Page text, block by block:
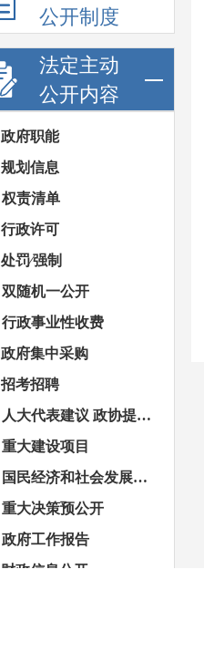
公开制度
法定主动
公开内容
政府职能
规划信息
权责清单
行政许可
处罚⁄强制
双随机一公开
行政事业性收费
政府集中采购
招考招聘
人大代表建议 政协提案办理
重大建设项目
国民经济和社会发展统计信息
重大决策预公开
政府工作报告
财政信息公开